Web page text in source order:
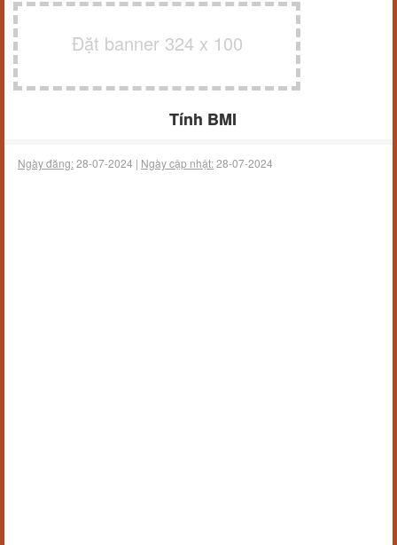
Đặt banner 324 x 100
Tính BMI
Ngày đăng:28-07-2024 | Ngày cập nhật:28-07-2024